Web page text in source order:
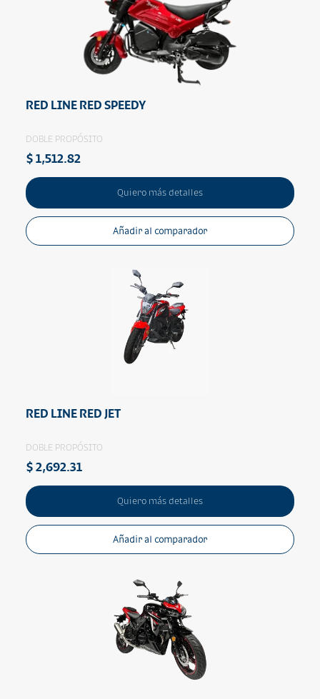
RED LINE RED SPEEDY
DOBLE PROPÓSITO
$ 1,512.82
Quiero más detalles
Añadir al comparador
RED LINE RED JET
DOBLE PROPÓSITO
$ 2,692.31
Quiero más detalles
Añadir al comparador